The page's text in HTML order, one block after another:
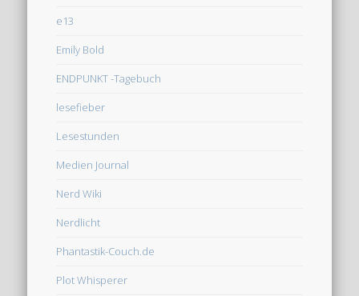
e13
Emily Bold
ENDPUNKT -Tagebuch
lesefieber
Lesestunden
Medien Journal
Nerd Wiki
Nerdlicht
Phantastik-Couch.de
Plot Whisperer